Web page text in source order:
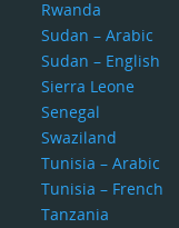
Rwanda
Sudan – Arabic
Sudan – English
Sierra Leone
Senegal
Swaziland
Tunisia – Arabic
Tunisia – French
Tanzania